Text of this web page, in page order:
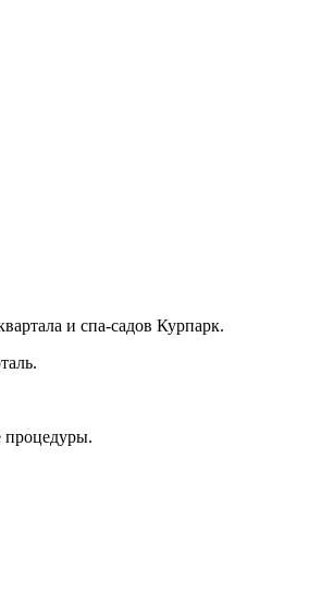
и спа-садов Курпарк.
процедуры.